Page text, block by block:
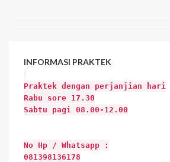
INFORMASI PRAKTEK
Praktek dengan perjanjian hari
Rabu sore 17.30
Sabtu pagi 08.00-12.00
No Hp / Whatsapp :
081398136178